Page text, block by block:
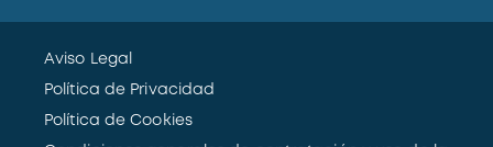
Aviso Legal
Política de Privacidad
Política de Cookies